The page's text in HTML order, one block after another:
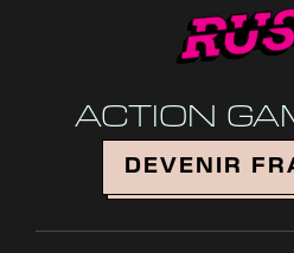
ACTION
DEVENIR
Devenir Franchisé